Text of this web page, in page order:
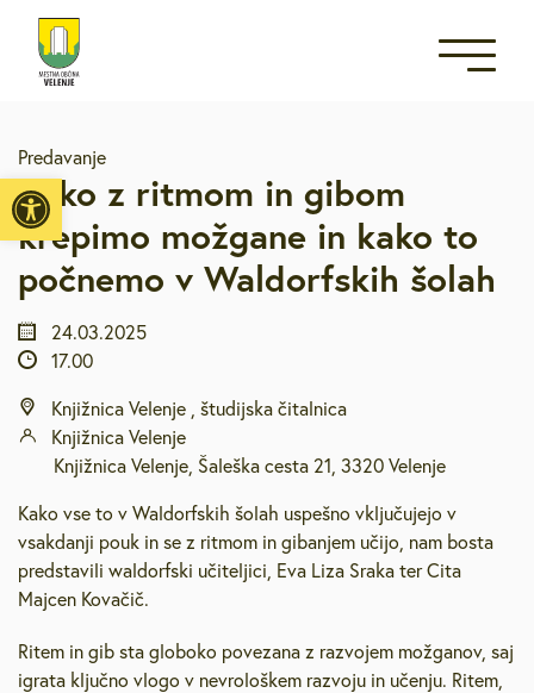
Open toolbar
Predavanje
Kako z ritmom in gibom
krepimo možgane in kako to
počnemo v Waldorfskih šolah
24.03.2025
17.00
Knjižnica Velenje , študijska čitalnica
Knjižnica Velenje
Knjižnica Velenje, Šaleška cesta 21, 3320 Velenje
Kako vse to v Waldorfskih šolah uspešno vključujejo v
vsakdanji pouk in se z ritmom in gibanjem učijo, nam bosta
predstavili waldorfski učiteljici, Eva Liza Sraka ter Cita
Majcen Kovačič.
Ritem in gib sta globoko povezana z razvojem možganov, saj
igrata ključno vlogo v nevrološkem razvoju in učenju. Ritem,